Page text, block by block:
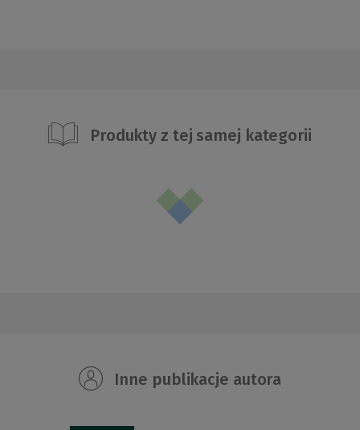
Produkty z tej samej kategorii
Inne publikacje autora